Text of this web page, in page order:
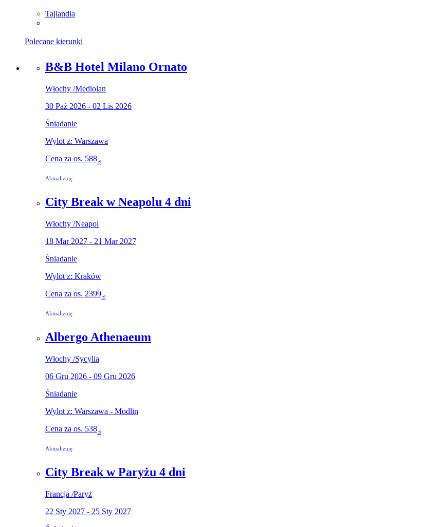
Tajlandia
Polecane kierunki
B&B Hotel Milano Ornato
Włochy /Mediolan
30 Paź 2026 - 02 Lis 2026
Śniadanie
Wylot z: Warszawa
Cena za os. 588 zł
Aktualizuję
City Break w Neapolu 4 dni
Włochy /Neapol
18 Mar 2027 - 21 Mar 2027
Śniadanie
Wylot z: Kraków
Cena za os. 2399 zł
Aktualizuję
Albergo Athenaeum
Włochy /Sycylia
06 Gru 2026 - 09 Gru 2026
Śniadanie
Wylot z: Warszawa - Modlin
Cena za os. 538 zł
Aktualizuję
City Break w Paryżu 4 dni
Francja /Paryż
22 Sty 2027 - 25 Sty 2027